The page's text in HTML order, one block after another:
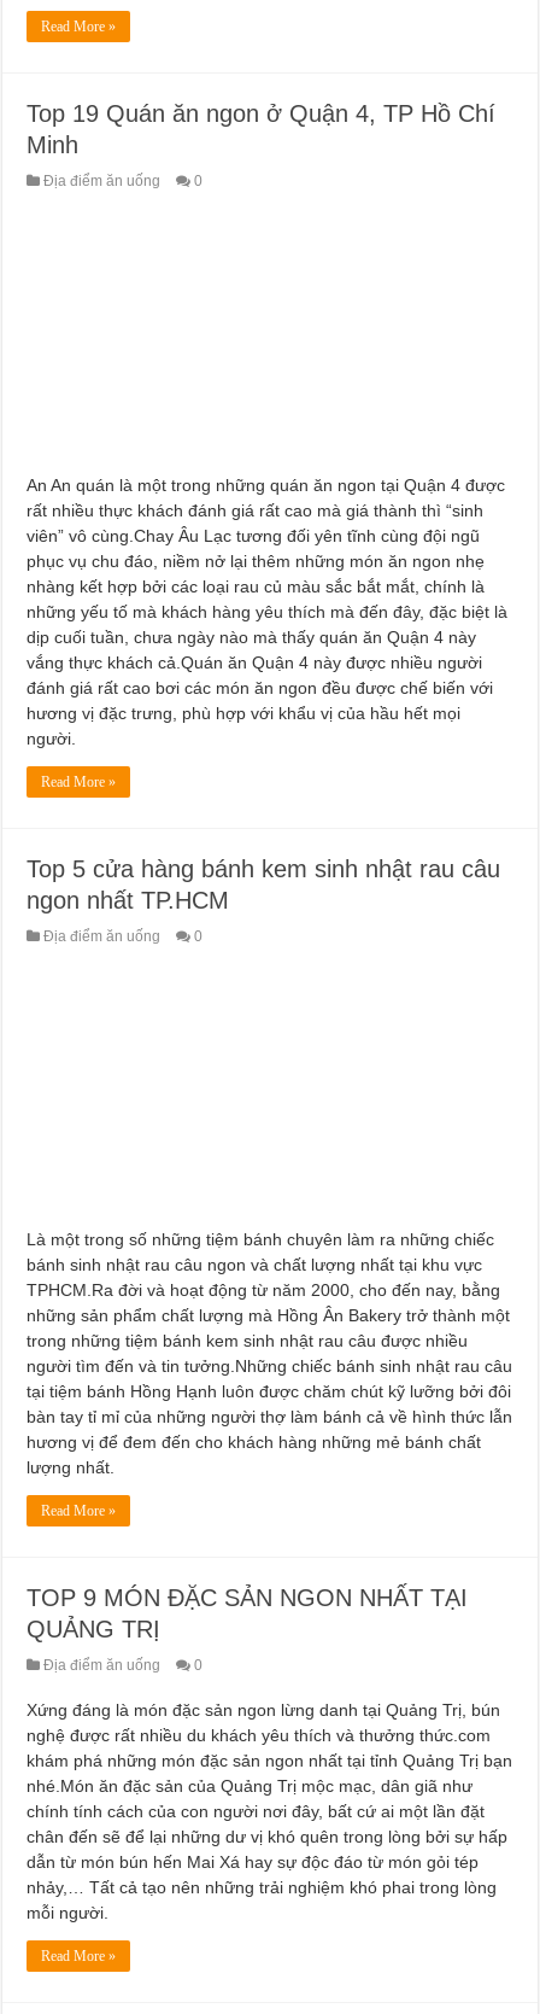
Read More »
Top 19 Quán ăn ngon ở Quận 4, TP Hồ Chí
Minh
Địa điểm ăn uống 0
An An quán là một trong những quán ăn ngon tại Quận 4 được
rất nhiều thực khách đánh giá rất cao mà giá thành thì “sinh
viên” vô cùng.Chay Âu Lạc tương đối yên tĩnh cùng đội ngũ
phục vụ chu đáo, niềm nở lại thêm những món ăn ngon nhẹ
nhàng kết hợp bởi các loại rau củ màu sắc bắt mắt, chính là
những yếu tố mà khách hàng yêu thích mà đến đây, đặc biệt là
dịp cuối tuần, chưa ngày nào mà thấy quán ăn Quận 4 này
vắng thực khách cả.Quán ăn Quận 4 này được nhiều người
đánh giá rất cao bơi các món ăn ngon đều được chế biến với
hương vị đặc trưng, phù hợp với khẩu vị của hầu hết mọi
người.
Read More »
Top 5 cửa hàng bánh kem sinh nhật rau câu
ngon nhất TP.HCM
Địa điểm ăn uống 0
Là một trong số những tiệm bánh chuyên làm ra những chiếc
bánh sinh nhật rau câu ngon và chất lượng nhất tại khu vực
TPHCM.Ra đời và hoạt động từ năm 2000, cho đến nay, bằng
những sản phẩm chất lượng mà Hồng Ân Bakery trở thành một
trong những tiệm bánh kem sinh nhật rau câu được nhiều
người tìm đến và tin tưởng.Những chiếc bánh sinh nhật rau câu
tại tiệm bánh Hồng Hạnh luôn được chăm chút kỹ lưỡng bởi đôi
bàn tay tỉ mỉ của những người thợ làm bánh cả về hình thức lẫn
hương vị để đem đến cho khách hàng những mẻ bánh chất
lượng nhất.
Read More »
TOP 9 MÓN ĐẶC SẢN NGON NHẤT TẠI
QUẢNG TRỊ
Địa điểm ăn uống 0
Xứng đáng là món đặc sản ngon lừng danh tại Quảng Trị, bún
nghệ được rất nhiều du khách yêu thích và thưởng thức.com
khám phá những món đặc sản ngon nhất tại tỉnh Quảng Trị bạn
nhé.Món ăn đặc sản của Quảng Trị mộc mạc, dân giã như
chính tính cách của con người nơi đây, bất cứ ai một lần đặt
chân đến sẽ để lại những dư vị khó quên trong lòng bởi sự hấp
dẫn từ món bún hến Mai Xá hay sự độc đáo từ món gỏi tép
nhảy,… Tất cả tạo nên những trải nghiệm khó phai trong lòng
mỗi người.
Read More »